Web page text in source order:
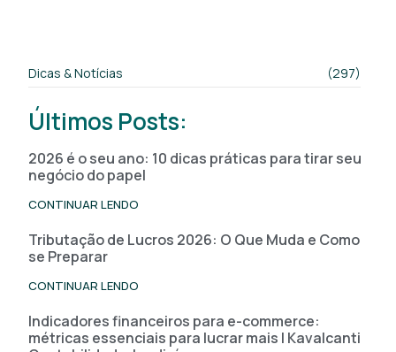
Dicas & Notícias (297)
Últimos Posts:
2026 é o seu ano: 10 dicas práticas para tirar seu
negócio do papel
CONTINUAR LENDO
Tributação de Lucros 2026: O Que Muda e Como
se Preparar
CONTINUAR LENDO
Indicadores financeiros para e-commerce:
métricas essenciais para lucrar mais | Kavalcanti